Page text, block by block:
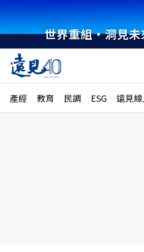
世界重組・洞見
產經 教育 民調 ESG 遠見
特輯
大學升學、職涯攻略
縣市施政調查全解析